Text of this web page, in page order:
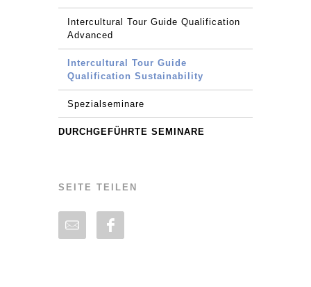
Intercultural Tour Guide Qualification
Advanced
Intercultural Tour Guide
Qualification Sustainability
Spezialseminare
DURCHGEFÜHRTE SEMINARE
SEITE TEILEN